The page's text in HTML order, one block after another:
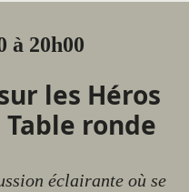
à 20h00
les Héros
ronde
éclairante où se